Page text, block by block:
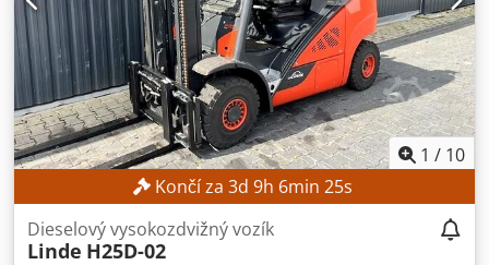
Boční posuv Externí reference: SL11370SP
1 / 10
Končí za 3d 9h 6min 22s
Dieselový vysokozdvižný vozík
Linde H25D-02